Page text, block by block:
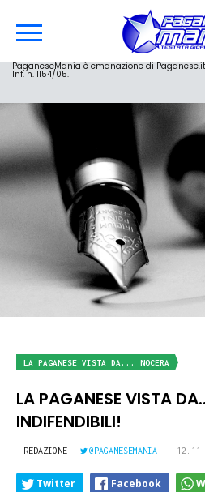
PaganeseMania è emanazione di
Inf. n. 1154/05.
LA PAGANESE VISTA DA... NOCERA
LA PAGANESE VISTA
INDIFENDIBILI!
REDAZIONE @PAGANESEMANIA
Twitter Facebook